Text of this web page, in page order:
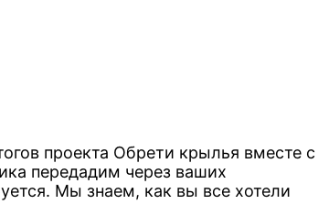
проекта Обрети крылья вместе с
передадим через ваших
Мы знаем, как вы все хотели